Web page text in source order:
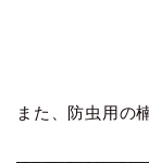
また、防虫用の